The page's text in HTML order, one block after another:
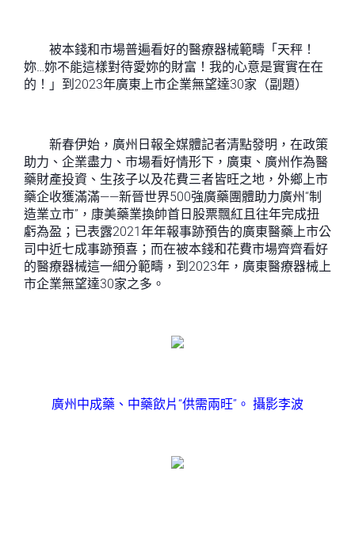
被本錢和市場普遍看好的醫療器械範疇「天秤！
妳…妳不能這樣對待愛妳的財富！我的心意是實實在在
的！」到2023年廣東上市企業無望達30家（副題）
新春伊始，廣州日報全媒體記者清點發明，在政策
助力、企業盡力、市場看好情形下，廣東、廣州作為醫
藥財產投資、生孩子以及花費三者皆旺之地，外鄉上市
藥企收獲滿滿——新晉世界500強廣藥團體助力廣州“制
造業立市”，康美藥業換帥首日股票飄紅且往年完成扭
虧為盈；已表露2021年年報事跡預告的廣東醫藥上市公
司中近七成事跡預喜；而在被本錢和花費市場齊齊看好
的醫療器械這一細分範疇，到2023年，廣東醫療器械上
市企業無望達30家之多。
廣州中成藥、中藥飲片“供需兩旺”。 攝影李波